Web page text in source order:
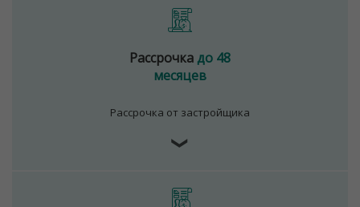
Рассрочкадо 48
месяцев
Рассрочка от застройщика
❯